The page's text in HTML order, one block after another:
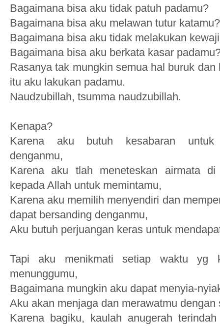
Bagaimana bisa aku tidak patuh padamu?
Bagaimana bisa aku melawan tutur katamu?
Bagaimana bisa aku tidak melakukan
Bagaimana bisa aku berkata kasar
Rasanya tak mungkin semua hal buruk dan
itu aku lakukan padamu.
Naudzubillah, tsumma naudzubillah.
Kenapa?
Karena aku butuh kesabaran untuk
denganmu,
Karena aku tlah meneteskan airmata di
kepada Allah untuk memintamu,
Karena aku memilih menyendiri dan
dapat bersanding denganmu,
Aku butuh perjuangan keras untuk
Tapi aku menikmati setiap waktu yg
menunggumu,
Bagaimana mungkin aku dapat menyia-
Aku akan menjaga dan merawatmu dengan
Karena bagiku, kaulah anugerah